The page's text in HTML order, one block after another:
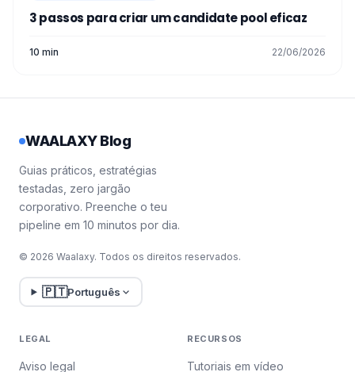
3 passos para criar um candidate pool eficaz
10 min 22/06/2026
WAALAXY Blog
Guias práticos, estratégias
testadas, zero jargão
corporativo. Preenche o teu
pipeline em 10 minutos por dia.
© 2026 Waalaxy. Todos os direitos reservados.
🇵🇹Português
LEGAL
Aviso legal
RECURSOS
Tutoriais em vídeo